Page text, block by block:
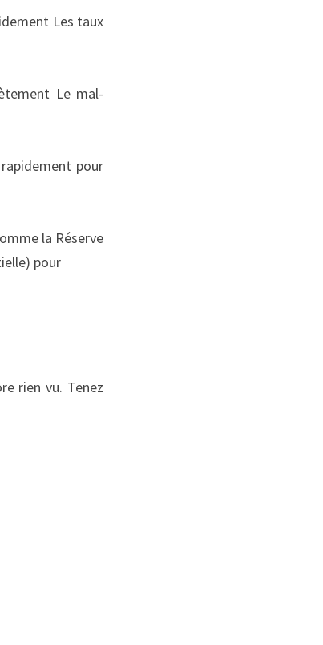
Les taux
Le mal-
pour
la Réserve
pour
rien vu. Tenez